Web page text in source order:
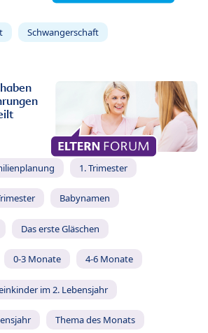
Schwangerschaft
1. Trimester
Babynamen
Das erste Gläschen
0-3 Monate 4-6 Monate
im 2. Lebensjahr
Thema des Monats